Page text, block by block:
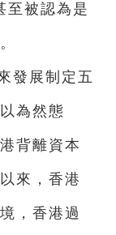
至被認為是
發展制定五
為然態
背離資本
來，香港
，香港過